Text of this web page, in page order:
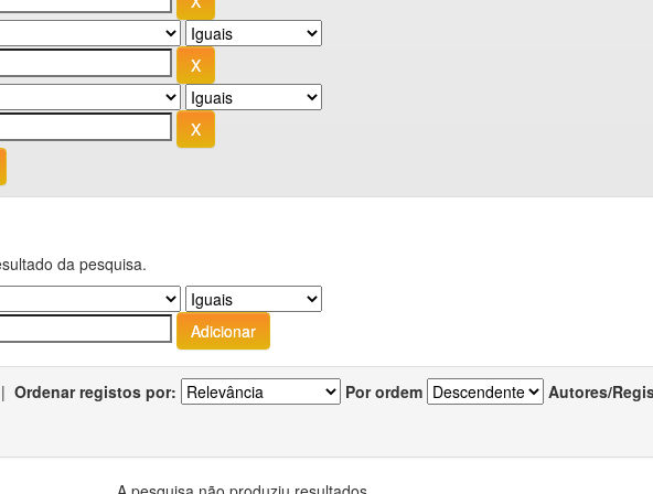
da pesquisa.
| Ordenar registos por: Por ordem Autores/